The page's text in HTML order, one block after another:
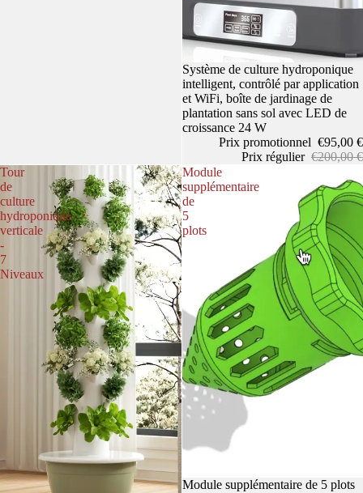
Promotion
Système de culture hydroponique
intelligent, contrôlé par application
et WiFi, boîte de jardinage de
plantation sans sol avec LED de
croissance 24 W
Prix promotionnel €95,00 €
Prix régulier €200,00 €
Tour
de
culture
hydroponique
verticale
-
7
Niveaux
Module
supplémentaire
de
5
plots
Module supplémentaire de 5 plots
Politique de confidentialité